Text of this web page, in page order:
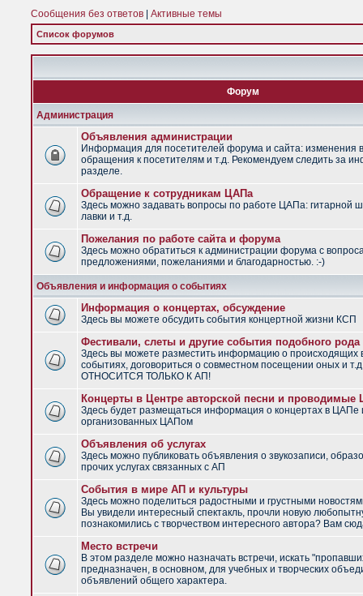
Сообщения без ответов Активные темы
Список форумов
Форум
Администрация
Объявления администрации
Информация для посетителей форума и сайта: изменения
обращения к посетителям и т.д. Рекомендуем следить за
разделе.
Обращение к сотрудникам ЦАПа
Здесь можно задавать вопросы по работе ЦАПа: гитарной
лавки и т.д.
Пожелания по работе сайта и форума
Здесь можно обратиться к администрации форума с
предложениями, пожеланиями и благодарностью. :-)
Объявления и информация о событиях
Информация о концертах, обсуждение
Здесь вы можете обсудить события концертной жизни КСП
Фестивали, слеты и другие события подобного рода
Здесь вы можете разместить информацию о
событиях, договориться о совместном посещении оных и
ОТНОСИТСЯ ТОЛЬКО К АП!
Концерты в Центре авторской песни и
Здесь будет размещаться информация о концертах в ЦАПе
организованных ЦАПом
Объявления об услугах
Здесь можно публиковать объявления о звукозаписи,
прочих услугах связанных с АП
События в мире АП и культуры
Здесь можно поделиться радостными и грустными
Вы увидели интересный спектакль, прочли новую
познакомились с творчеством интересного автора? Вам
Место встречи
В этом разделе можно назначать встречи, искать
предназначен, в основном, для учебных и творческих
объявлений общего характера.